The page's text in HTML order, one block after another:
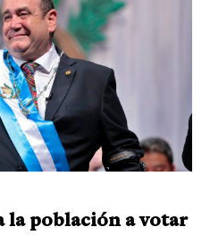
la población a votar